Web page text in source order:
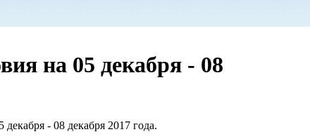
на 05 декабря - 08
- 08 декабря 2017 года.